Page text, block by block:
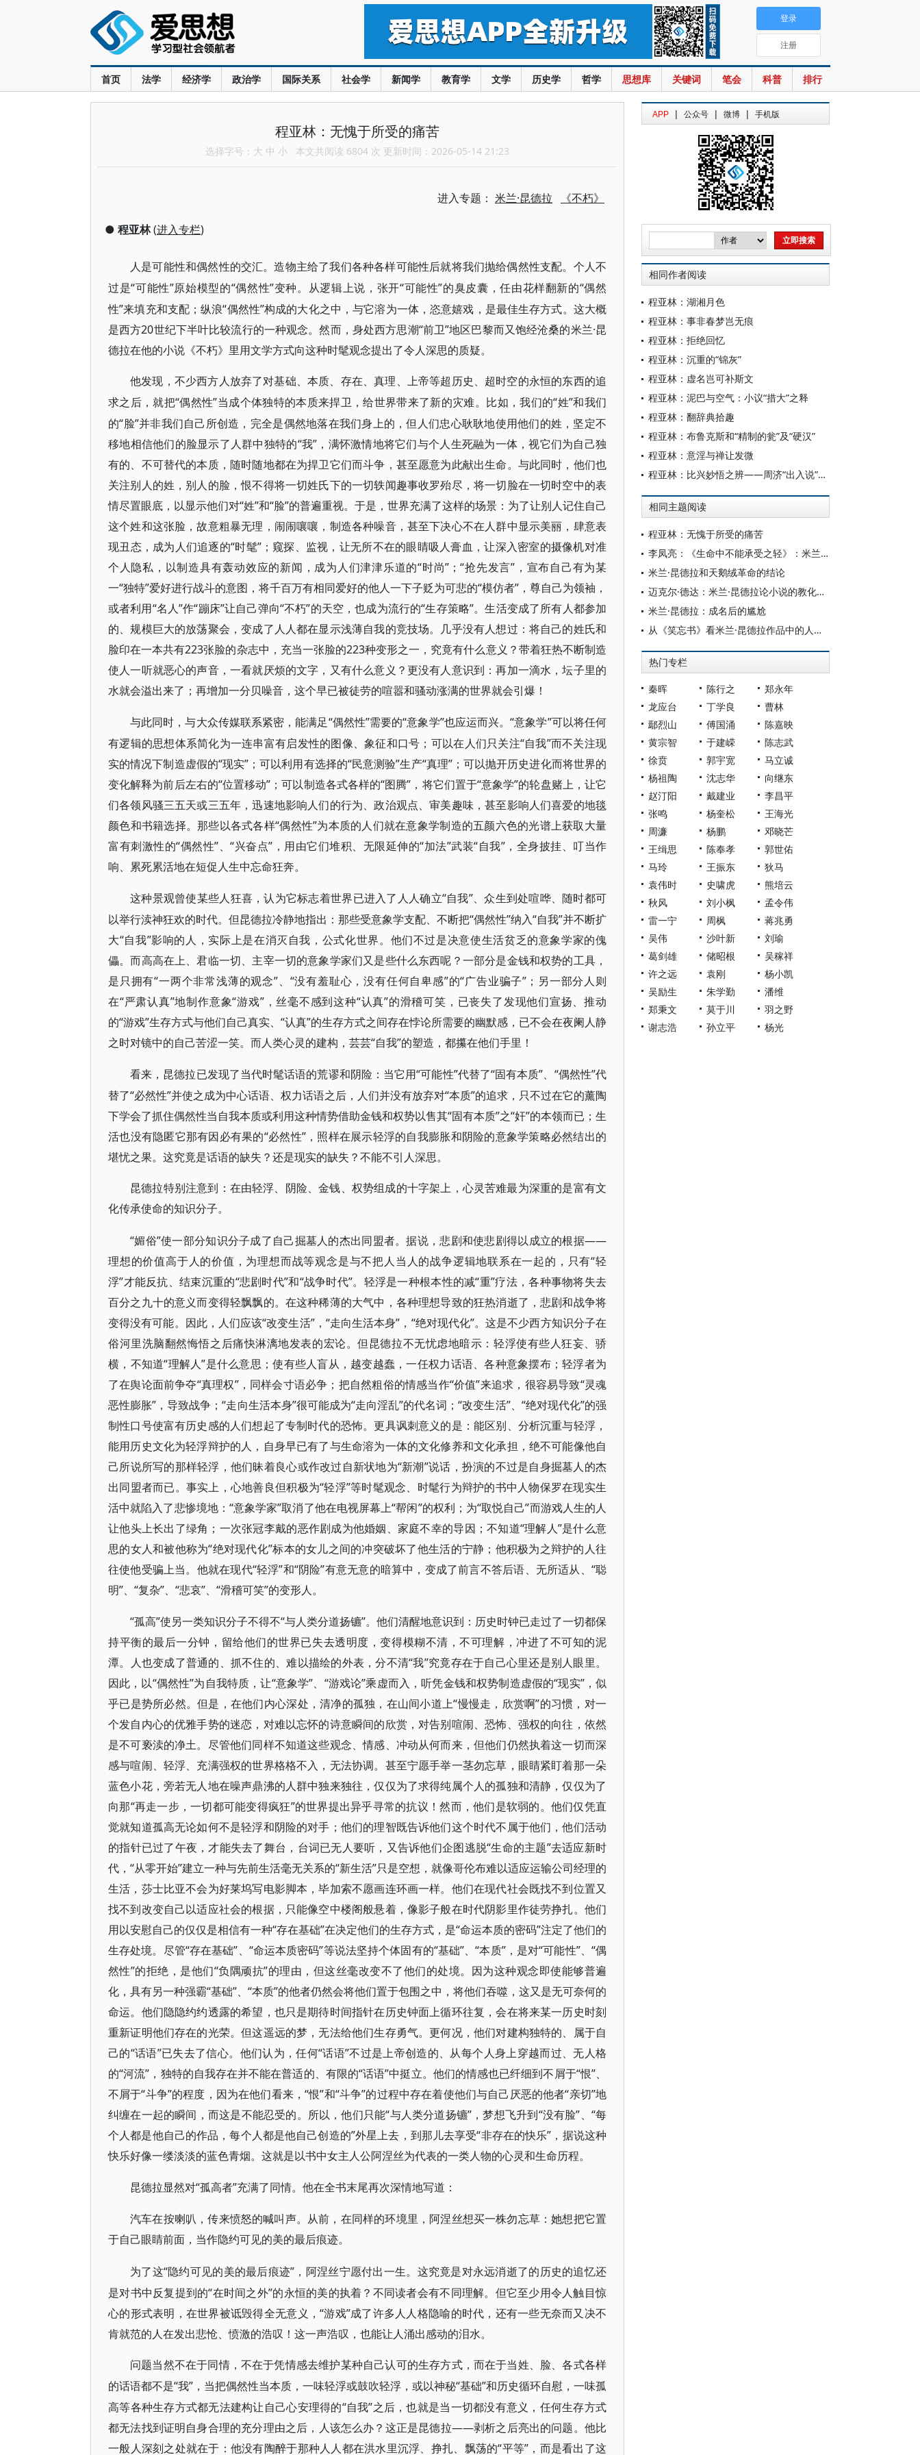
首页 法学 经济学 政治学 国际关系 社会学 新闻学 教育学 文学 历史学 哲学 思想库 关键词 笔会 科普 排行
登录
注册
程亚林：无愧于所受的痛苦
选择字号： 大 中 小 本文共阅读 6804 次 更新时间：2026-05-14 21:23
进入专题： 米兰·昆德拉 《不朽》
● 程亚林(进入专栏)
人是可能性和偶然性的交汇。造物主给了我们各种各样可能性后就将我们抛给偶然性支配。个人不
过是“可能性”原始模型的“偶然性”变种。从逻辑上说，张开“可能性”的臭皮囊，任由花样翻新的“偶然
性”来填充和支配；纵浪“偶然性”构成的大化之中，与它溶为一体，恣意嬉戏，是最佳生存方式。这大概
是西方20世纪下半叶比较流行的一种观念。然而，身处西方思潮“前卫”地区巴黎而又饱经沧桑的米兰·昆
德拉在他的小说《不朽》里用文学方式向这种时髦观念提出了令人深思的质疑。
他发现，不少西方人放弃了对基础、本质、存在、真理、上帝等超历史、超时空的永恒的东西的追
求之后，就把“偶然性”当成个体独特的本质来捍卫，给世界带来了新的灾难。比如，我们的“姓”和我们
的“脸”并非我们自己所创造，完全是偶然地落在我们身上的，但人们忠心耿耿地使用他们的姓，坚定不
移地相信他们的脸显示了人群中独特的“我”，满怀激情地将它们与个人生死融为一体，视它们为自己独
有的、不可替代的本质，随时随地都在为捍卫它们而斗争，甚至愿意为此献出生命。与此同时，他们也
关注别人的姓，别人的脸，恨不得将一切姓氏下的一切轶闻趣事收罗殆尽，将一切脸在一切时空中的表
情尽置眼底，以显示他们对“姓”和“脸”的普遍重视。于是，世界充满了这样的场景：为了让别人记住自己
这个姓和这张脸，故意粗暴无理，闹闹嚷嚷，制造各种噪音，甚至下决心不在人群中显示美丽，肆意表
现丑态，成为人们追逐的“时髦”；窥探、监视，让无所不在的眼睛吸人膏血，让深入密室的摄像机对准
个人隐私，以制造具有轰动效应的新闻，成为人们津津乐道的“时尚”；“抢先发言”，宣布自己有为某
一“独特”爱好进行战斗的意图，将千百万有相同爱好的他人一下子贬为可悲的“模仿者”，尊自己为领袖，
或者利用“名人”作“蹦床”让自己弹向“不朽”的天空，也成为流行的“生存策略”。生活变成了所有人都参加
的、规模巨大的放荡聚会，变成了人人都在显示浅薄自我的竞技场。几乎没有人想过：将自己的姓氏和
脸印在一本共有223张脸的杂志中，充当一张脸的223种变形之一，究竟有什么意义？带着狂热不断制造
使人一听就恶心的声音，一看就厌烦的文字，又有什么意义？更没有人意识到：再加一滴水，坛子里的
水就会溢出来了；再增加一分贝噪音，这个早已被徒劳的喧嚣和骚动涨满的世界就会引爆！
与此同时，与大众传媒联系紧密，能满足“偶然性”需要的“意象学”也应运而兴。“意象学”可以将任何
有逻辑的思想体系简化为一连串富有启发性的图像、象征和口号；可以在人们只关注“自我”而不关注现
实的情况下制造虚假的“现实”；可以利用有选择的“民意测验”生产“真理”；可以抛开历史进化而将世界的
变化解释为前后左右的“位置移动”；可以制造各式各样的“图腾”，将它们置于“意象学”的轮盘赌上，让它
们各领风骚三五天或三五年，迅速地影响人们的行为、政治观点、审美趣味，甚至影响人们喜爱的地毯
颜色和书籍选择。那些以各式各样“偶然性”为本质的人们就在意象学制造的五颜六色的光谱上获取大量
富有刺激性的“偶然性”、“兴奋点”，用由它们堆积、无限延伸的“加法”武装“自我”，全身披挂、叮当作
响、累死累活地在短促人生中忘命狂奔。
这种景观曾使某些人狂喜，认为它标志着世界已进入了人人确立“自我”、众生到处喧哗、随时都可
以举行渎神狂欢的时代。但昆德拉冷静地指出：那些受意象学支配、不断把“偶然性”纳入“自我”并不断扩
大“自我”影响的人，实际上是在消灭自我，公式化世界。他们不过是决意使生活贫乏的意象学家的傀
儡。而高高在上、君临一切、主宰一切的意象学家们又是些什么东西呢？一部分是金钱和权势的工具，
是只拥有“一两个非常浅薄的观念”、“没有羞耻心，没有任何自卑感”的“广告业骗子”；另一部分人则
在“严肃认真”地制作意象“游戏”，丝毫不感到这种“认真”的滑稽可笑，已丧失了发现他们宣扬、推动
的“游戏”生存方式与他们自己真实、“认真”的生存方式之间存在悖论所需要的幽默感，已不会在夜阑人静
之时对镜中的自己苦涩一笑。而人类心灵的建构，芸芸“自我”的塑造，都攥在他们手里！
看来，昆德拉已发现了当代时髦话语的荒谬和阴险：当它用“可能性”代替了“固有本质”、“偶然性”代
替了“必然性”并使之成为中心话语、权力话语之后，人们并没有放弃对“本质”的追求，只不过在它的薰陶
下学会了抓住偶然性当自我本质或利用这种情势借助金钱和权势以售其“固有本质”之“奸”的本领而已；生
活也没有隐匿它那有因必有果的“必然性”，照样在展示轻浮的自我膨胀和阴险的意象学策略必然结出的
堪忧之果。这究竟是话语的缺失？还是现实的缺失？不能不引人深思。
昆德拉特别注意到：在由轻浮、阴险、金钱、权势组成的十字架上，心灵苦难最为深重的是富有文
化传承使命的知识分子。
“媚俗”使一部分知识分子成了自己掘墓人的杰出同盟者。据说，悲剧和使悲剧得以成立的根据——
理想的价值高于人的价值，为理想而战等观念是与不把人当人的战争逻辑地联系在一起的，只有“轻
浮”才能反抗、结束沉重的“悲剧时代”和“战争时代”。轻浮是一种根本性的减“重”疗法，各种事物将失去
百分之九十的意义而变得轻飘飘的。在这种稀薄的大气中，各种理想导致的狂热消逝了，悲剧和战争将
变得没有可能。因此，人们应该“改变生活”，“走向生活本身”，“绝对现代化”。这是不少西方知识分子在
俗河里洗脑翻然悔悟之后痛快淋漓地发表的宏论。但昆德拉不无忧虑地暗示：轻浮使有些人狂妄、骄
横，不知道“理解人”是什么意思；使有些人盲从，越变越蠢，一任权力话语、各种意象摆布；轻浮者为
了在舆论面前争夺“真理权”，同样会寸语必争；把自然粗俗的情感当作“价值”来追求，很容易导致“灵魂
恶性膨胀”，导致战争；“走向生活本身”很可能成为“走向淫乱”的代名词；“改变生活”、“绝对现代化”的强
制性口号使富有历史感的人们想起了专制时代的恐怖。更具讽刺意义的是：能区别、分析沉重与轻浮，
能用历史文化为轻浮辩护的人，自身早已有了与生命溶为一体的文化修养和文化承担，绝不可能像他自
己所说所写的那样轻浮，他们昧着良心或作改过自新状地为“新潮”说话，扮演的不过是自身掘墓人的杰
出同盟者而已。事实上，心地善良但积极为“轻浮”等时髦观念、时髦行为辩护的书中人物保罗在现实生
活中就陷入了悲惨境地：“意象学家”取消了他在电视屏幕上“帮闲”的权利；为“取悦自己”而游戏人生的人
让他头上长出了绿角；一次张冠李戴的恶作剧成为他婚姻、家庭不幸的导因；不知道“理解人”是什么意
思的女人和被他称为“绝对现代化”标本的女儿之间的冲突破坏了他生活的宁静；他积极为之辩护的人往
往使他受骗上当。他就在现代“轻浮”和“阴险”有意无意的暗算中，变成了前言不答后语、无所适从、“聪
明”、“复杂”、“悲哀”、“滑稽可笑”的变形人。
“孤高”使另一类知识分子不得不“与人类分道扬镳”。他们清醒地意识到：历史时钟已走过了一切都保
持平衡的最后一分钟，留给他们的世界已失去透明度，变得模糊不清，不可理解，冲进了不可知的泥
潭。人也变成了普通的、抓不住的、难以描绘的外表，分不清“我”究竟存在于自己心里还是别人眼里。
因此，以“偶然性”为自我特质，让“意象学”、“游戏论”乘虚而入，听凭金钱和权势制造虚假的“现实”，似
乎已是势所必然。但是，在他们内心深处，清净的孤独，在山间小道上“慢慢走，欣赏啊”的习惯，对一
个发自内心的优雅手势的迷恋，对难以忘怀的诗意瞬间的欣赏，对告别喧闹、恐怖、强权的向往，依然
是不可亵渎的净土。尽管他们同样不知道这些观念、情感、冲动从何而来，但他们仍然执着这一切而深
感与喧闹、轻浮、充满强权的世界格格不入，无法协调。甚至宁愿手举一茎勿忘草，眼睛紧盯着那一朵
蓝色小花，旁若无人地在噪声鼎沸的人群中独来独往，仅仅为了求得纯属个人的孤独和清静，仅仅为了
向那“再走一步，一切都可能变得疯狂”的世界提出异乎寻常的抗议！然而，他们是软弱的。他们仅凭直
觉就知道孤高无论如何不是轻浮和阴险的对手；他们的理智既告诉他们这个时代不属于他们，他们活动
的指针已过了午夜，才能失去了舞台，台词已无人要听，又告诉他们企图逃脱“生命的主题”去适应新时
代，“从零开始”建立一种与先前生活毫无关系的“新生活”只是空想，就像哥伦布难以适应运输公司经理的
生活，莎士比亚不会为好莱坞写电影脚本，毕加索不愿画连环画一样。他们在现代社会既找不到位置又
找不到改变自己以适应社会的根据，只能像空中楼阁般悬着，像影子般在时代阴影里作徒劳挣扎。他们
用以安慰自己的仅仅是相信有一种“存在基础”在决定他们的生存方式，是“命运本质的密码”注定了他们的
生存处境。尽管“存在基础”、“命运本质密码”等说法坚持个体固有的“基础”、“本质”，是对“可能性”、“偶
然性”的拒绝，是他们“负隅顽抗”的理由，但这丝毫改变不了他们的处境。因为这种观念即使能够普遍
化，具有另一种强霸“基础”、“本质”的他者仍然会将他们置于包围之中，将他们吞噬，这又是无可奈何的
命运。他们隐隐约约透露的希望，也只是期待时间指针在历史钟面上循环往复，会在将来某一历史时刻
重新证明他们存在的光荣。但这遥远的梦，无法给他们生存勇气。更何况，他们对建构独特的、属于自
己的“话语”已失去了信心。他们认为，任何“话语”不过是上帝创造的、从每个人身上穿越而过、无人格
的“河流”，独特的自我存在并不能在普适的、有限的“话语”中挺立。他们的情感也已纤细到不屑于“恨”、
不屑于“斗争”的程度，因为在他们看来，“恨”和“斗争”的过程中存在着使他们与自己厌恶的他者“亲切”地
纠缠在一起的瞬间，而这是不能忍受的。所以，他们只能“与人类分道扬镳”，梦想飞升到“没有脸”、“每
个人都是他自己的作品，每个人都是他自己创造的”外星上去，到那儿去享受“非存在的快乐”，据说这种
快乐好像一缕淡淡的蓝色青烟。这就是以书中女主人公阿涅丝为代表的一类人物的心灵和生命历程。
昆德拉显然对“孤高者”充满了同情。他在全书末尾再次深情地写道：
汽车在按喇叭，传来愤怒的喊叫声。从前，在同样的环境里，阿涅丝想买一株勿忘草：她想把它置
于自己眼睛前面，当作隐约可见的美的最后痕迹。
为了这“隐约可见的美的最后痕迹”，阿涅丝宁愿付出一生。这究竟是对永远消逝了的历史的追忆还
是对书中反复提到的“在时间之外”的永恒的美的执着？不同读者会有不同理解。但它至少用令人触目惊
心的形式表明，在世界被诋毁得全无意义，“游戏”成了许多人人格隐喻的时代，还有一些无奈而又决不
肯就范的人在发出悲怆、愤激的浩叹！这一声浩叹，也能让人涌出感动的泪水。
问题当然不在于同情，不在于凭情感去维护某种自己认可的生存方式，而在于当姓、脸、各式各样
的话语都不是“我”，当把偶然性当本质，一味轻浮或鼓吹轻浮，或以神秘“基础”和历史循环自慰，一味孤
高等各种生存方式都无法建构让自己心安理得的“自我”之后，也就是当一切都没有意义，任何生存方式
都无法找到证明自身合理的充分理由之后，人该怎么办？这正是昆德拉——剥析之后亮出的问题。他比
一般人深刻之处就在于：他没有陶醉于那种人人都在洪水里沉浮、挣扎、飘荡的“平等”，而是看出了这
APP | 公众号 | 微博 | 手机版
相同作者阅读
程亚林：湖湘月色
程亚林：事非春梦岂无痕
程亚林：拒绝回忆
程亚林：沉重的“锦灰”
程亚林：虚名岂可补斯文
程亚林：泥巴与空气：小议“措大”之释
程亚林：翻辞典拾趣
程亚林：布鲁克斯和“精制的瓮”及“硬汉”
程亚林：意淫与禅让发微
程亚林：比兴妙悟之辨——周济“出入说”新探
相同主题阅读
程亚林：无愧于所受的痛苦
李凤亮：《生命中不能承受之轻》：米兰·昆德拉与中国
米兰·昆德拉和天鹅绒革命的结论
迈克尔·德达：米兰·昆德拉论小说的教化价值
米兰·昆德拉：成名后的尴尬
从《笑忘书》看米兰·昆德拉作品中的人与社会
热门专栏
秦晖 陈行之
郑永年
龙应台
丁学良
曹林
鄢烈山
傅国涌
陈嘉映
黄宗智
于建嵘
陈志武
徐贲
郭宇宽
马立诚
杨祖陶
沈志华
向继东
赵汀阳
戴建业
李昌平
张鸣
杨奎松
王海光
周濂
杨鹏
邓晓芒
王缉思
陈奉孝
郭世佑
马玲
王振东
狄马
袁伟时
史啸虎
熊培云
秋风
刘小枫
孟令伟
雷一宁
周枫
蒋兆勇
吴伟
沙叶新
刘瑜
葛剑雄
储昭根
吴稼祥
许之远
袁刚
杨小凯
吴励生
朱学勤
潘维
郑秉文
莫于川
羽之野
谢志浩
孙立平 杨光